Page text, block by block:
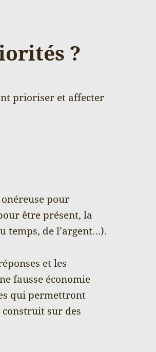
?
prioriser et affecter
pour
être présent, la
temps, de l’argent…).
et les
fausse économie
qui permettront
sur des